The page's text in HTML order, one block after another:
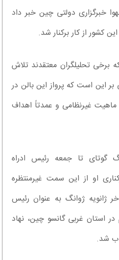
خبرگزاری دولتی چین خبر داد
کشور از کار برکنار شد.
برخی تحلیلگران معتقدند تلاش
این است که پرواز این بالن در
ماهیت غیرنظامی و عمدتاً اهداف
گوتای تا جمعه رئیس ادراه
او از این سمت غیرمنتظره
ژانویه ژوانگ به عنوان رئیس
استان غربی گانسو چین، نهاد
شد.